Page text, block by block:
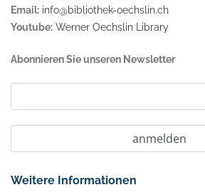
Email: info@bibliothek-oechslin.ch
Youtube: Werner Oechslin Library
Abonnieren Sie unseren Newsletter
Weitere Informationen